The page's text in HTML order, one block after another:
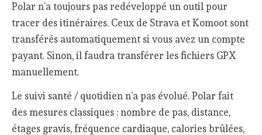
Polar n’a toujours pas redéveloppé un outil pour
tracer des itinéraires. Ceux de Strava et Komoot sont
transférés automatiquement si vous avez un compte
payant. Sinon, il faudra transférer les fichiers GPX
manuellement.
Le suivi santé / quotidien n’a pas évolué. Polar fait
des mesures classiques : nombre de pas, distance,
étages gravis, fréquence cardiaque, calories brûlées,